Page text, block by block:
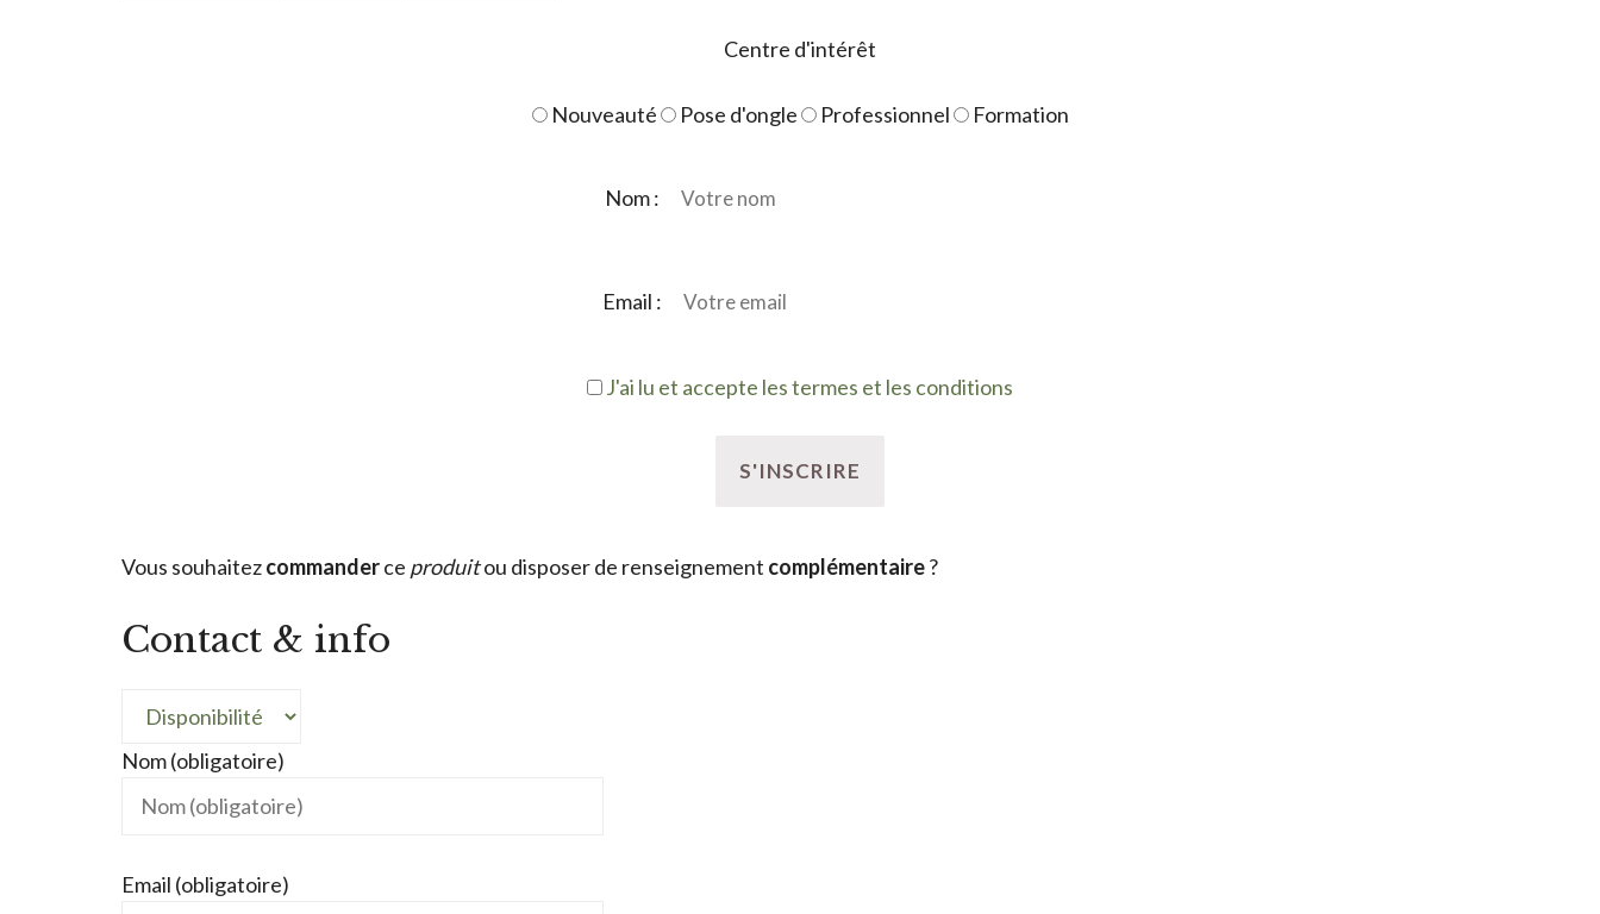
Centre d'intérêt
Nouveauté Pose d'ongle Professionnel Formation
Nom :
Email :
J'ai lu et accepte les termes et les conditions
Vous souhaitezcommanderce produitou disposer de renseignement complémentaire?
Contact & info
Nom (obligatoire)
Email (obligatoire)